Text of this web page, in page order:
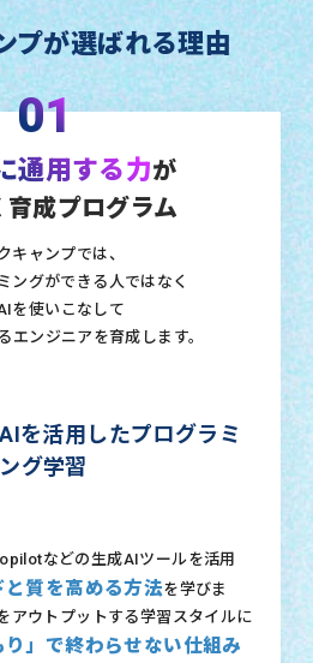
プが選ばれる理由
01
通用する力が
育成プログラム
キャンプでは、
ングができる人ではなく
を使いこなして
エンジニアを育成します。
AIを活用したプログラミ
ング学習
などの生成AIツールを活用
と質を高める方法を学びま
アウトプットする学習スタイルに
り」で終わらせない仕組み